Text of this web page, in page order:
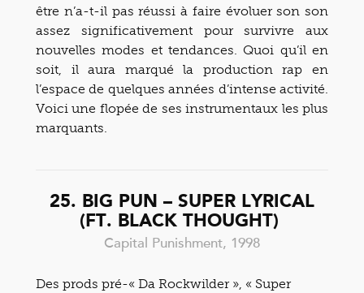
être n’a-t-il pas réussi à faire évoluer son son
assez significativement pour survivre aux
nouvelles modes et tendances. Quoi qu’il en
soit, il aura marqué la production rap en
l’espace de quelques années d’intense activité.
Voici une flopée de ses instrumentaux les plus
marquants.
25. BIG PUN – SUPER LYRICAL
(FT. BLACK THOUGHT)
Capital Punishment, 1998
Des prods pré-« Da Rockwilder », « Super